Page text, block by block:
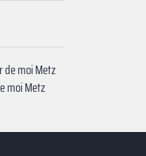
de moi Metz
moi Metz